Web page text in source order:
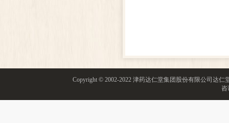
Copyright © 2002-2022 津药达仁堂集团股份有限公司